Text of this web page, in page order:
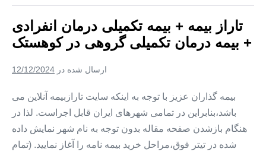
درمان
+
بیمه
درمان
تکمیلی
در
تاراز بیمه + بیمه تکمیلی درمان انفرادی
+ بیمه درمان تکمیلی گروهی در کوهستک
ارسال شده در 12/12/2024
بیمه گذاران عزیز با توجه به اینکه سایت تارازبیمه آنلاین می
باشد،بنابراین در تمامی شهرهای ایران قابل اجراست. لذا در
هنگام بازشدن صفحه مقاله بدون توجه به نام شهر نمایش داده
شده در تیتر فوق،مراحل خرید بیمه نامه را آغاز نمایید. (تمام